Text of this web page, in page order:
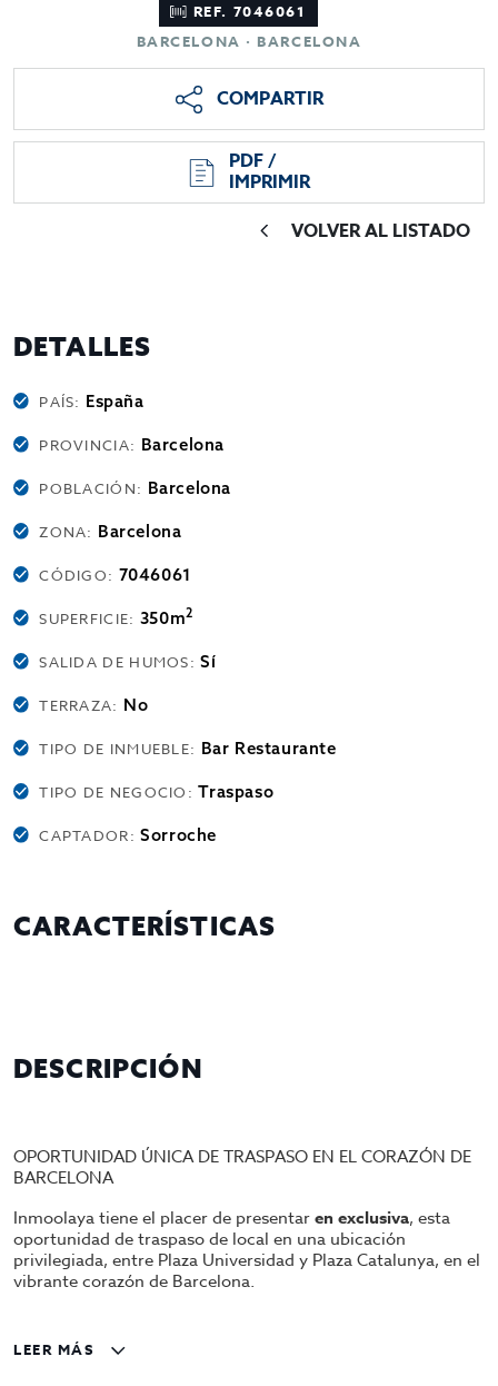
REF. 7046061
BARCELONA · BARCELONA
COMPARTIR
PDF /
IMPRIMIR
VOLVER AL LISTADO
DETALLES
PAÍS: España
PROVINCIA: Barcelona
POBLACIÓN: Barcelona
ZONA: Barcelona
CÓDIGO: 7046061
SUPERFICIE: 350m2
SALIDA DE HUMOS:Sí
TERRAZA: No
TIPO DE INMUEBLE: Bar Restaurante
TIPO DE NEGOCIO:Traspaso
CAPTADOR:Sorroche
CARACTERÍSTICAS
DESCRIPCIÓN
OPORTUNIDAD ÚNICA DE TRASPASO EN EL CORAZÓN DE
BARCELONA
Inmoolaya tiene el placer de presentaren exclusiva, esta
oportunidad de traspaso de local en una ubicación
privilegiada, entre Plaza Universidad y Plaza Catalunya, en el
vibrante corazón de Barcelona.
350 metros cuadrados en dos plantas.
LEER MÁS